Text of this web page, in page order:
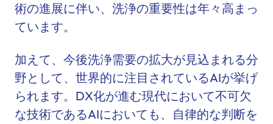
術の進展に伴い、洗浄の重要性は年々高まっ
ています。
加えて、今後洗浄需要の拡大が見込まれる分
野として、世界的に注目されているAIが挙げ
られます。DX化が進む現代において不可欠
な技術であるAIにおいても、自律的な判断を